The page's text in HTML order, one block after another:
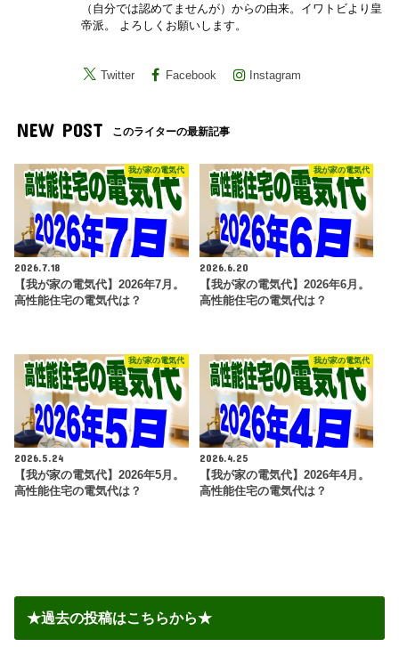
（自分では認めてませんが）からの由来。イワトビより皇
帝派。 よろしくお願いします。
Twitter Facebook Instagram
NEW POST このライターの最新記事
我が家の電気代
2026.7.18
【我が家の電気代】2026年7月。
高性能住宅の電気代は？
我が家の電気代
2026.6.20
【我が家の電気代】2026年6月。
高性能住宅の電気代は？
我が家の電気代
2026.5.24
【我が家の電気代】2026年5月。
高性能住宅の電気代は？
我が家の電気代
2026.4.25
【我が家の電気代】2026年4月。
高性能住宅の電気代は？
★過去の投稿はこちらから★